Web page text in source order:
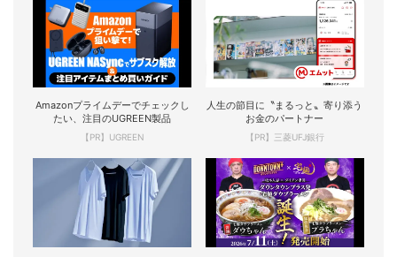
Amazonプライムデーでチェックし
たい、注目のUGREEN製品
【PR】UGREEN
人生の節目に〝まるっと〟寄り添う
お金のパートナー
【PR】三菱UFJ銀行